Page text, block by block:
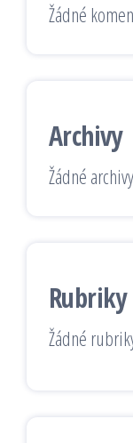
Žádné
Archivy
Žádné
Rubriky
Žádné